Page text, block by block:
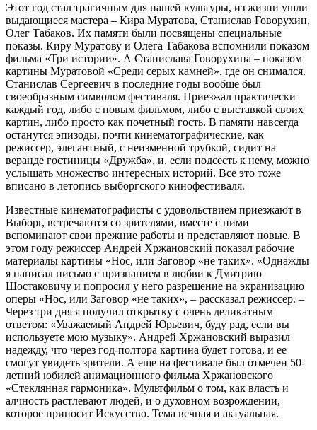
Этот год стал трагичным для нашей культуры, из жизни ушли
выдающиеся мастера – Кира Муратова, Станислав Говорухин,
Олег Табаков. Их памяти были посвящены специальные
показы. Киру Муратову и Олега Табакова вспомнили показом
фильма «Три истории». А Станислава Говорухина – показом
картины Муратовой «Среди серых камней», где он снимался.
Станислав Сергеевич в последние годы вообще был
своеобразным символом фестиваля. Приезжал практически
каждый год, либо с новым фильмом, либо с выставкой своих
картин, либо просто как почетный гость. В памяти навсегда
останутся эпизоды, почти кинематографические, как
режиссер, элегантный, с неизменной трубкой, сидит на
веранде гостиницы «Дружба», и, если подсесть к нему, можно
услышать множество интересных историй. Все это тоже
вписано в летопись выборгского кинофестиваля.
Известные кинематографисты с удовольствием приезжают в
Выборг, встречаются со зрителями, вместе с ними
вспоминают свои прежние работы и представляют новые. В
этом году режиссер Андрей Хржановский показал рабочие
материалы картины «Нос, или Заговор «не таких». «Однажды
я написал письмо с признанием в любви к Дмитрию
Шостаковичу и попросил у него разрешение на экранизацию
оперы «Нос, или Заговор «не таких», – рассказал режиссер. –
Через три дня я получил открытку с очень деликатным
ответом: «Уважаемый Андрей Юрьевич, буду рад, если вы
используете мою музыку». Андрей Хржановский выразил
надежду, что через год-полтора картина будет готова, и ее
смогут увидеть зрители. А еще на фестивале был отмечен 50-
летний юбилей анимационного фильма Хржановского
«Стеклянная гармоника». Мультфильм о том, как власть и
алчность растлевают людей, и о духовном возрождении,
которое приносит Искусство. Тема вечная и актуальная.